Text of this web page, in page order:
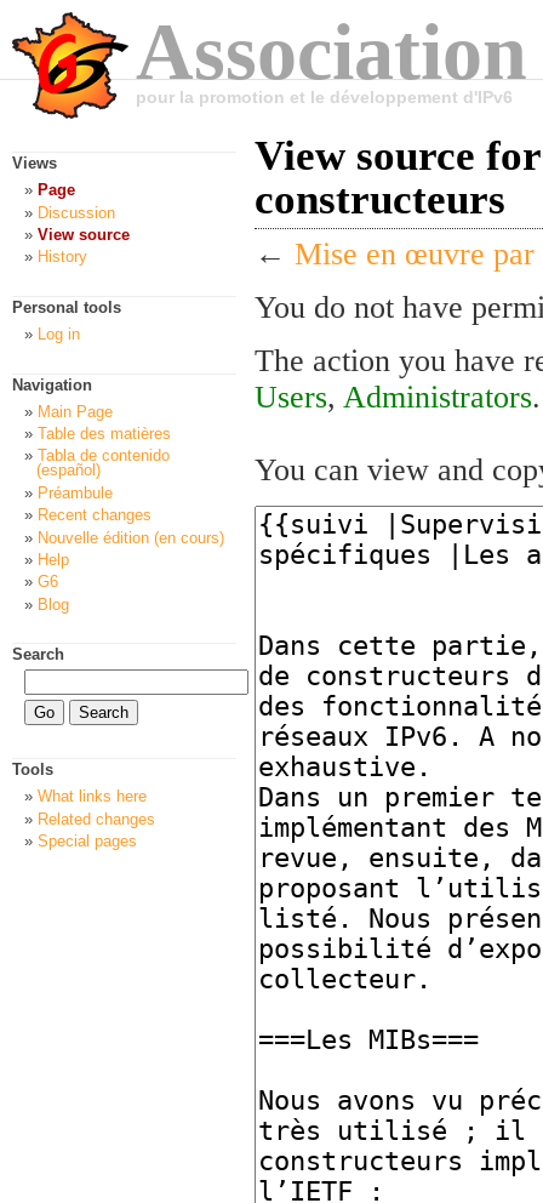
pour la promotion et le développement d'IPv6
View source
constructeurs
← Mise en œuvre par
You do not have
The action you have
Users, Administrators.
You can view and
Views
Page
Discussion
View source
History
Personal tools
Log in
Navigation
Main Page
Table des matières
Tabla de contenido
(español)
Préambule
Recent changes
Nouvelle édition (en cours)
Help
G6
Blog
Search
Tools
What links here
Related changes
Special pages